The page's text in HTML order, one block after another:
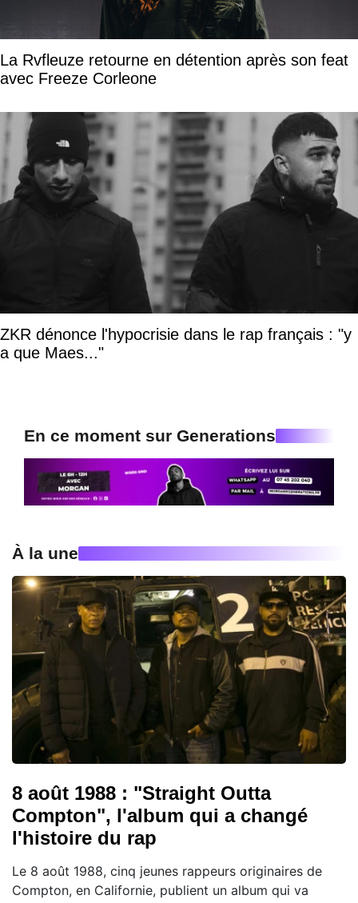
La Rvfleuze retourne en détention après son feat
avec Freeze Corleone
ZKR dénonce l'hypocrisie dans le rap français : "y
a que Maes..."
En ce moment sur Generations
À la une
8 août 1988 : "Straight Outta
Compton", l'album qui a changé
l'histoire du rap
Le 8 août 1988, cinq jeunes rappeurs originaires de
Compton, en Californie, publient un album qui va